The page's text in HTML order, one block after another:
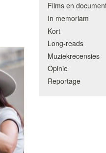
Films en
In memoriam
Kort
Long-reads
Muziekrecensies
Opinie
Reportage